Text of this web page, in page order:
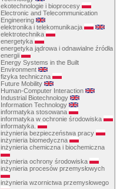
ekotechnologie i bioprocesy
Electronic and Telecommunication
Engineering
elektronika i telekomunikacja
elektrotechnika
energetyka
energetyka jądrowa i odnawialne źródła
energii
Energy Systems in the Built
Environment
fizyka techniczna
Future Mobility
Human-Computer Interaction
Industrial Biotechnology
Information Technology
informatyka stosowana
informatyka w ochronie środowiska
informatyka.
inżynieria bezpieczeństwa pracy
inżynieria biomedyczna
inżynieria chemiczna i biochemiczna
inżynieria ochrony środowiska
inżynieria procesów przemysłowych
inżynieria wzornictwa przemysłowego